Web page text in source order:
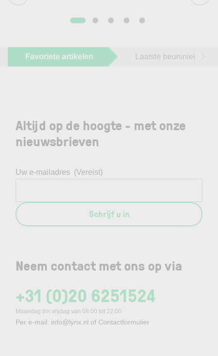
Favoriete artikelen Laatste beursnieuws
Neem contact met ons op via
+31 (0)20 6251524
Maandag t/m vrijdag van 08:00 tot 22:00
Per e-mail: info@lynx.nl of Contactformulier
Altijd op de hoogte - met onze
nieuwsbrieven
Uw e-mailadres (Vereist)
Schrijf u in